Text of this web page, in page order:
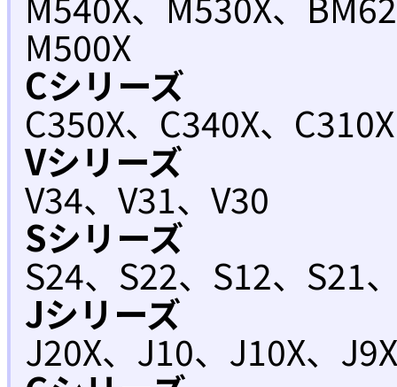
M500X
Cシリーズ
C350X、C340X、C310X
Vシリーズ
V34、V31、V30
Sシリーズ
S24、S22、S12、S21
Jシリーズ
J20X、J10、J10X、